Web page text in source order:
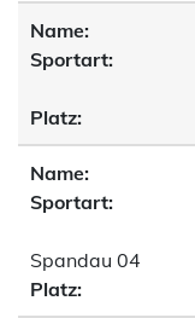
Name:
Sportart:
Platz:
Name:
Sportart:
Spandau 04
Platz: